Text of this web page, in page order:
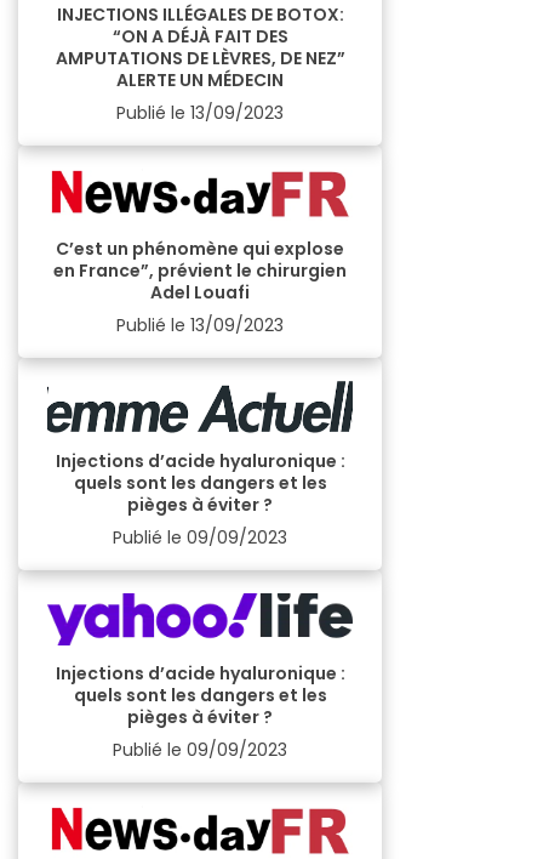
INJECTIONS ILLÉGALES DE BOTOX:
“ON A DÉJÀ FAIT DES
AMPUTATIONS DE LÈVRES, DE NEZ”
ALERTE UN MÉDECIN
Publié le 13/09/2023
C’est un phénomène qui explose
en France”, prévient le chirurgien
Adel Louafi
Publié le 13/09/2023
Injections d’acide hyaluronique :
quels sont les dangers et les
pièges à éviter ?
Publié le 09/09/2023
Injections d’acide hyaluronique :
quels sont les dangers et les
pièges à éviter ?
Publié le 09/09/2023